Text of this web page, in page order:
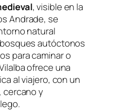
, visible en la
Andrade, se
natural
autóctonos
para caminar o
ofrece una
al viajero, con un
cercano y